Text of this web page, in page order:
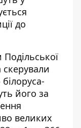
до
його за
великих